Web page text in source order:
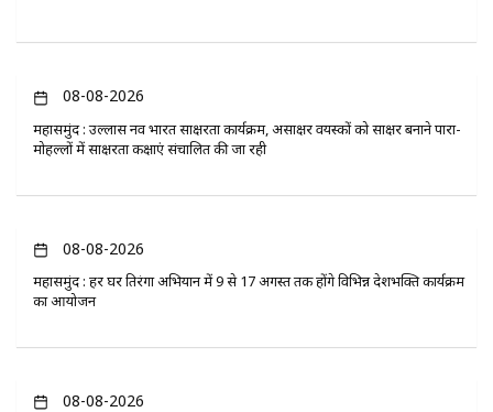
08-08-2026
महासमुंद : उल्लास नव भारत साक्षरता कार्यक्रम, असाक्षर वयस्कों को साक्षर बनाने पारा-
मोहल्लों में साक्षरता कक्षाएं संचालित की जा रही
08-08-2026
महासमुंद : हर घर तिरंगा अभियान में 9 से 17 अगस्त तक होंगे विभिन्न देशभक्ति कार्यक्रम
का आयोजन
08-08-2026